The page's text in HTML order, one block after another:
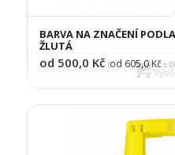
BARVA NA ZNAČENÍ
ŽLUTÁ
od 500,0 Kč (od 605,0Kčs